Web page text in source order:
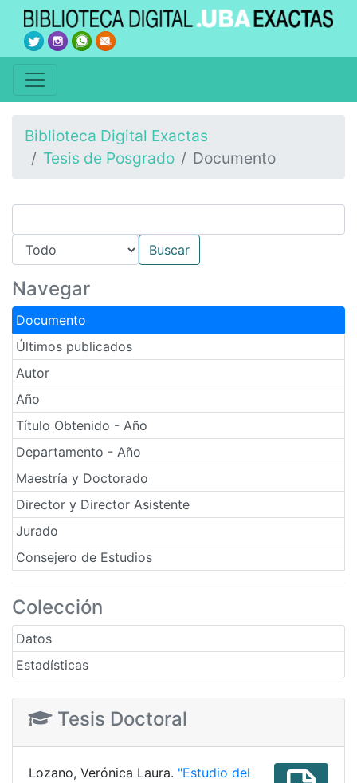
Biblioteca Digital Exactas
Tesis de Posgrado
Documento
Navegar
Documento
Últimos publicados
Autor
Año
Título Obtenido - Año
Departamento - Año
Maestría y Doctorado
Director y Director Asistente
Jurado
Consejero de Estudios
Colección
Datos
Estadísticas
Tesis Doctoral
Lozano, Verónica Laura. "Estudio del